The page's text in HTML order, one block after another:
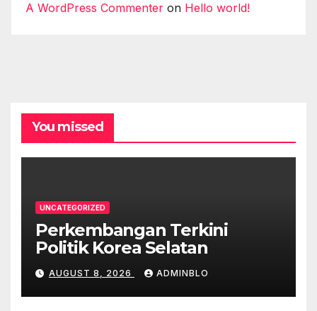
A WordPress Commenter on Hello world!
You missed
UNCATEGORIZED
Perkembangan Terkini
Politik Korea Selatan
AUGUST 8, 2026 ADMINBLO